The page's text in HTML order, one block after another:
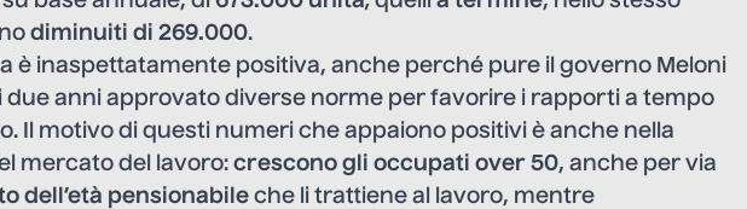
diminuiti di 269.000.
è inaspettatamente positiva, anche perché pure il governo Meloni
due anni approvato diverse norme per favorire i rapporti a tempo
Il motivo di questi numeri che appaiono positivi è anche nella
mercato del lavoro: crescono gli occupati over 50, anche per via
dell’età pensionabile che li trattiene al lavoro, mentre